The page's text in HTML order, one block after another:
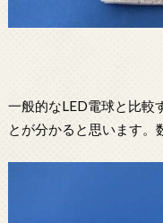
一般的なLED電球と比較
とが分かると思います。